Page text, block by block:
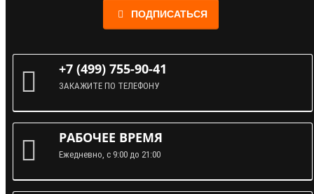
ПОДПИСАТЬСЯ
+7 (499) 755-90-41
ЗАКАЖИТЕ ПО ТЕЛЕФОНУ
РАБОЧЕЕ ВРЕМЯ
Ежедневно, с 9:00 до 21:00